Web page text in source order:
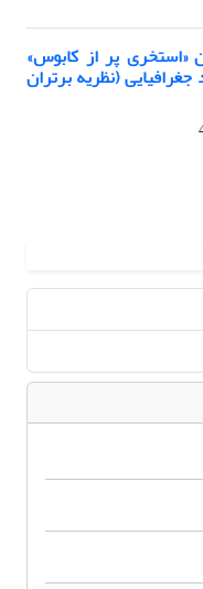
«استخری پر از کابوس»
(نظریه برتران